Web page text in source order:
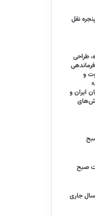
نقل
نیروی هوایی ارتش: در جنگ ۴۰ روزه، طراحی
مرکز فرماندهی
و
ایران و
صبح
سال جاری